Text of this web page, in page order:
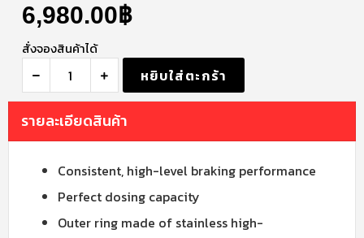
6,980.00฿
สั่งจองสินค้าได้
หยิบใส่ตะกร้า
รายละเอียดสินค้า
Consistent, high-level braking performance
Perfect dosing capacity
Outer ring made of stainless high-